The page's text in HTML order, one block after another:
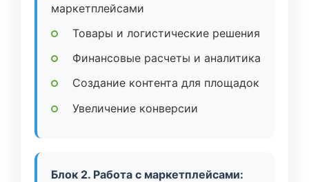
маркетплейсами
Товары и логистические решения
Финансовые расчеты и аналитика
Создание контента для площадок
Увеличение конверсии
Блок 2. Работа с маркетплейсами: